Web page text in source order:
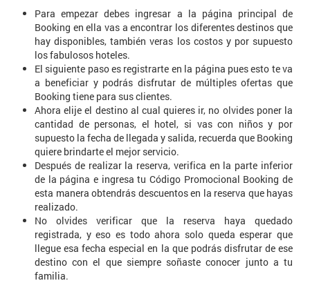
Para empezar debes ingresar a la página principal de
Booking en ella vas a encontrar los diferentes destinos que
hay disponibles, también veras los costos y por supuesto
los fabulosos hoteles.
El siguiente paso es registrarte en la página pues esto te va
a beneficiar y podrás disfrutar de múltiples ofertas que
Booking tiene para sus clientes.
Ahora elije el destino al cual quieres ir, no olvides poner la
cantidad de personas, el hotel, si vas con niños y por
supuesto la fecha de llegada y salida, recuerda que Booking
quiere brindarte el mejor servicio.
Después de realizar la reserva, verifica en la parte inferior
de la página e ingresa tu Código Promocional Booking de
esta manera obtendrás descuentos en la reserva que hayas
realizado.
No olvides verificar que la reserva haya quedado
registrada, y eso es todo ahora solo queda esperar que
llegue esa fecha especial en la que podrás disfrutar de ese
destino con el que siempre soñaste conocer junto a tu
familia.